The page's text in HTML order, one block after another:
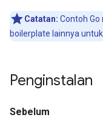
Catatan: Contoh
boilerplate lainnya
Penginstalan
Sebelum